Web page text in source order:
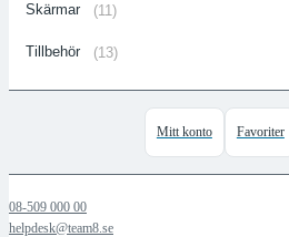
Skärmar (11)
Tillbehör (13)
Mitt konto Favoriter
08-509 000 00
helpdesk@team8.se